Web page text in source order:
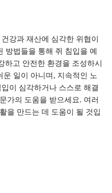
강과 재산에 심각한 위협이
방법들을 통해 쥐 침입을 예
하고 안전한 환경을 조성하시
일이 아니며, 지속적인 노
이 심각하거나 스스로 해결
가의 도움을 받으세요. 여러
을 만드는 데 도움이 될 것입